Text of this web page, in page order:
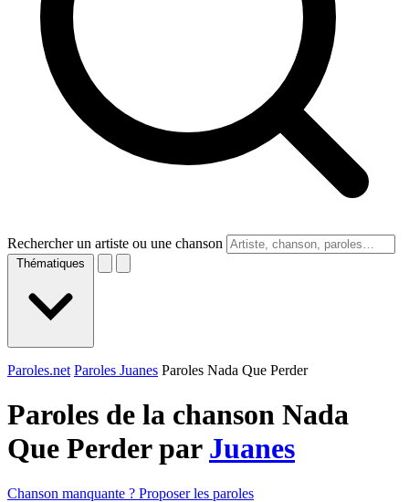
Rechercher un artiste ou une chanson
Thématiques
Paroles.net Paroles Juanes Paroles Nada Que Perder
Paroles de la chanson Nada
Que Perder par Juanes
Chanson manquante ? Proposer les paroles